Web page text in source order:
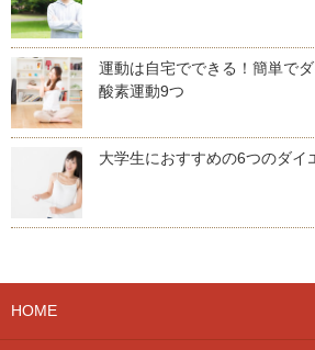
運動は自宅でできる！簡単で
酸素運動9つ
大学生におすすめの6つのダイ
HOME